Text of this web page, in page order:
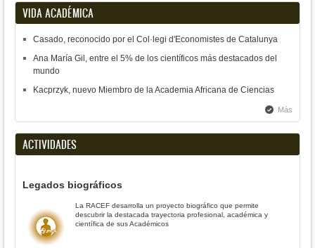
VIDA ACADÉMICA
Casado, reconocido por el Col·legi d'Economistes de Catalunya
Ana María Gil, entre el 5% de los científicos más destacados del
mundo
Kacprzyk, nuevo Miembro de la Academia Africana de Ciencias
Más
ACTIVIDADES
Legados biográficos
La RACEF desarrolla un proyecto biográfico que permite
descubrir la destacada trayectoria profesional, académica y
científica de sus Académicos